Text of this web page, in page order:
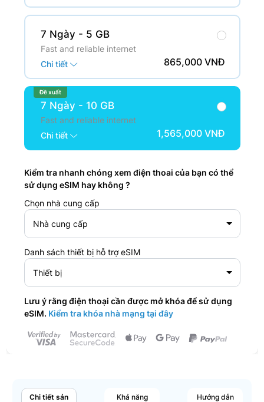
7 Ngày - 5 GB
Fast and reliable internet
Chi tiết
865,000 VNĐ
Đề xuất
7 Ngày - 10 GB
Fast and reliable internet
Chi tiết
1,565,000 VNĐ
Kiểm tra nhanh chóng xem điện thoai của bạn có thể
sử dụng eSIM hay không ?
Chọn nhà cung cấp
Nhà cung cấp
Danh sách thiết bị hỗ trợ eSIM
Thiết bị
Lưu ý rằng điện thoại cần được mở khóa để sử dụng
eSIM. Kiểm tra khóa nhà mạng tại đây
Chi tiết sản
Khả năng
Hướng dẫn